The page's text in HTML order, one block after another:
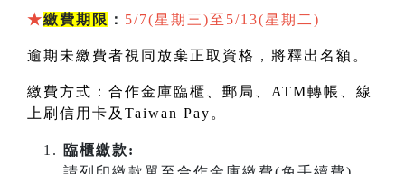
★繳費期限 ： 5/7(星期三)至5/13(星期二)
逾期未繳費者視同放棄正取資格，將釋出名額。
繳費方式：合作金庫臨櫃、郵局、 ATM轉帳、線
上刷信用卡及 Taiwan Pay 。
臨櫃繳款: